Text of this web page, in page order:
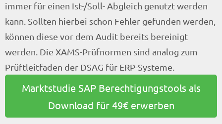
immer für einen Ist-/Soll- Abgleich genutzt werden
kann. Sollten hierbei schon Fehler gefunden werden,
können diese vor dem Audit bereits bereinigt
werden. Die XAMS-Prüfnormen sind analog zum
Prüftleitfaden der DSAG für ERP-Systeme.
Marktstudie SAP Berechtigungstools als
Download für 49€ erwerben